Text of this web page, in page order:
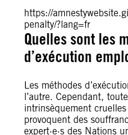
https://
penalty/?lang=fr
Quelles sont les
d’exécution
Les méthodes
l’autre. Cependant,
intrinsèquement
provoquent des
expert·e·s des Nations